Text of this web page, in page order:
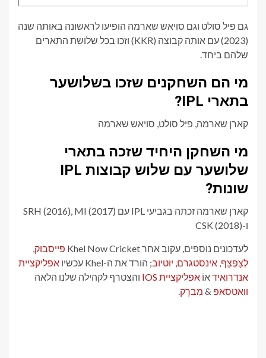
גם פיל סולט וגם סויאש שארמה הופיעו לראשונה באותה שנה
(2023) עם אותה קבוצה (KKR) וזכו בכל שלושת התארים
שלהם ביחד.
מי הם השחקנים שזכו בשלושער
בתארי IPL?
קארן שארמה, פיל סולט, סויאש שארמה
מי השחקן היחיד שזכה בתארי
שלושער עם שלוש קבוצות IPL
שונות?
קארן שארמה זכתה בגביעי IPL עם SRH (2016), MI (2017)
ו-CSK (2018)
לעדכונים נוספים, עקוב אחר Khel Now Cricket פייסבוק,
לְצַפְצֵף, אינסטגרם, יוטיוב; הורד את ה-Khel עכשיו
אפליקציית
אנדרואידאוֹ אפליקציית IOS
והצטרף לקהילה שלנו הלאה
וואטסאפ & מִברָק.